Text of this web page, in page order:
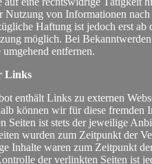
Nutzung von Informationen
Haftung ist jedoch erst
möglich. Bei
umgehend entfernen.
Links
enthält Links zu externen
können wir für diese fremden
Seiten ist stets der jeweilige
wurden zum Zeitpunkt der
Inhalte waren zum Zeitpunkt
der verlinkten Seiten ist